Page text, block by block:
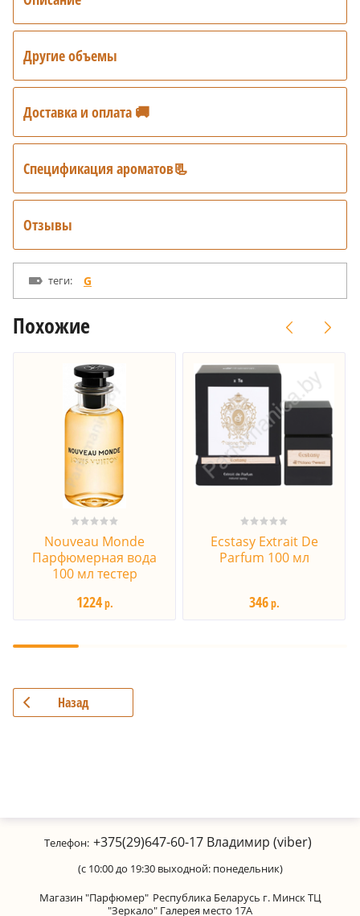
Другие объемы
Доставка и оплата 🚚
Спецификация ароматов📃
Отзывы
теги: G
Похожие
Nouveau Monde
Парфюмерная вода
100 мл тестер
1224р.
Ecstasy Extrait De
Parfum 100 мл
346р.
Назад
Телефон: +375(29)647-60-17 Владимир (viber)
(с 10:00 до 19:30 выходной: понедельник)
Магазин "Парфюмер" Республика Беларусь г. Минск ТЦ
"Зеркало" Галерея место 17А